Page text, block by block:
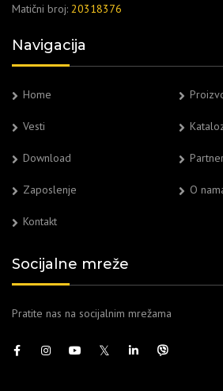
Matični broj: 20318376
Navigacija
Home
Vesti
Download
Zaposlenje O
Kontakt
Socijalne mreže
Pratite nas na socijalnim mrežama